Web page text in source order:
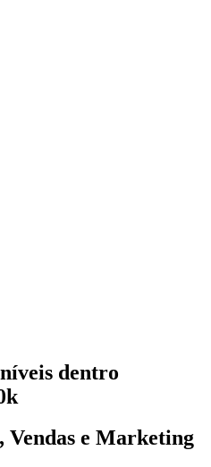
dentro
Vendas e Marketing